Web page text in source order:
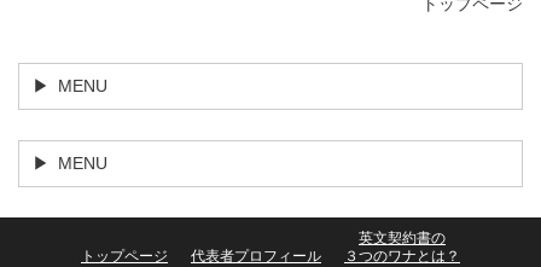
MENU
MENU
トップページ 代表者プロフィール
英文契約書の
３つのワナとは？